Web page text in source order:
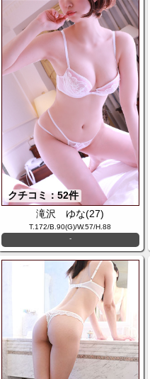
クチコミ：52件
滝沢 ゆな(27)
T.172/B.90(G)/W.57/H.88
-